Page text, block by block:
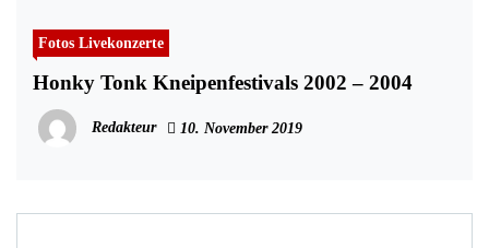
Fotos Livekonzerte
Honky Tonk Kneipenfestivals 2002 – 2004
Redakteur 10. November 2019